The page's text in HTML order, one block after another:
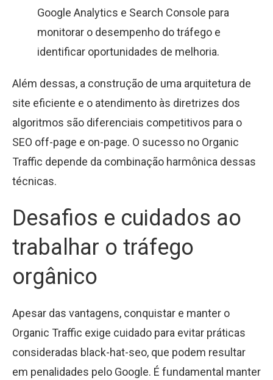
Google Analytics e Search Console para
monitorar o desempenho do tráfego e
identificar oportunidades de melhoria.
Além dessas, a construção de uma arquitetura de
site eficiente e o atendimento às diretrizes dos
algoritmos são diferenciais competitivos para o
SEO off-page e on-page. O sucesso no Organic
Traffic depende da combinação harmônica dessas
técnicas.
Desafios e cuidados ao
trabalhar o tráfego
orgânico
Apesar das vantagens, conquistar e manter o
Organic Traffic exige cuidado para evitar práticas
consideradas black-hat-seo, que podem resultar
em penalidades pelo Google. É fundamental manter